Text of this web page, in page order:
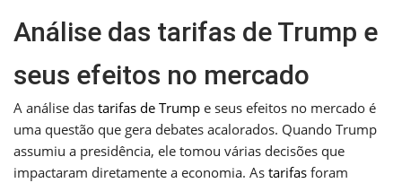
Análise das tarifas de Trump e
seus efeitos no mercado
A análise das tarifas de Trump e seus efeitos no mercado é
uma questão que gera debates acalorados. Quando Trump
assumiu a presidência, ele tomou várias decisões que
impactaram diretamente a economia. As tarifas foram